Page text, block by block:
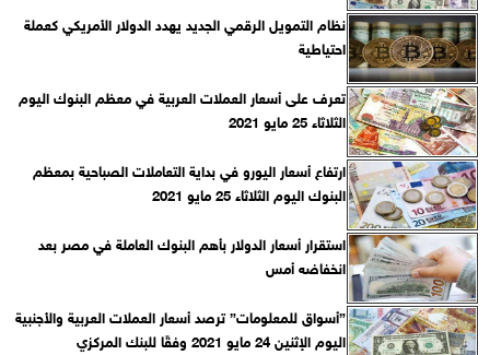
نظام التمويل الرقمي الجديد يهدد الدولار الأمريكي كعملة
احتياطية
تعرف على أسعار العملات العربية في معظم البنوك اليوم
الثلاثاء 25 مايو 2021
ارتفاع أسعار اليورو في بداية التعاملات الصباحية بمعظم
البنوك اليوم الثلاثاء 25 مايو 2021
استقرار أسعار الدولار بأهم البنوك العاملة في مصر بعد
انخفاضه أمس
”أسواق للمعلومات” ترصد أسعار العملات العربية والأجنبية
اليوم الإثنين 24 مايو 2021 وفقًا للبنك المركزي‎